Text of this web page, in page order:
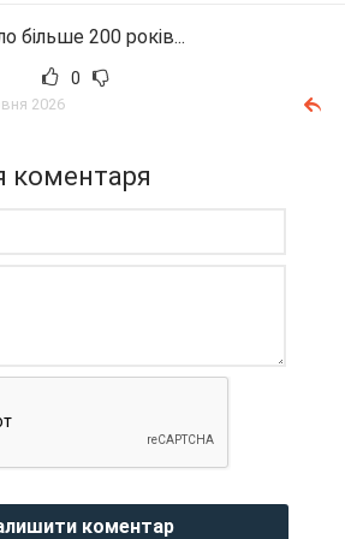
більше 200 років...
0
2026
коментаря
коментар